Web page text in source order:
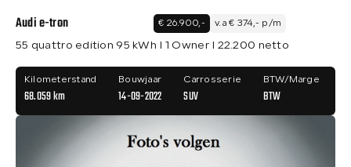
Audi e-tron € 26.900,- v.a € 374,- p/m
55 quattro edition 95 kWh I 1 Owner I 22.200 netto
Kilometerstand
68.059 km
Bouwjaar
14-09-2022
Carrosserie
SUV
BTW/Marge
BTW